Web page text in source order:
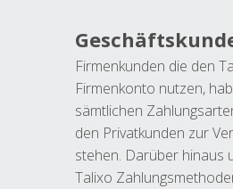
Firmenkunden die den
Firmenkonto nutzen,
sämtlichen
den Privatkunden zur
stehen. Darüber hinaus
Talixo